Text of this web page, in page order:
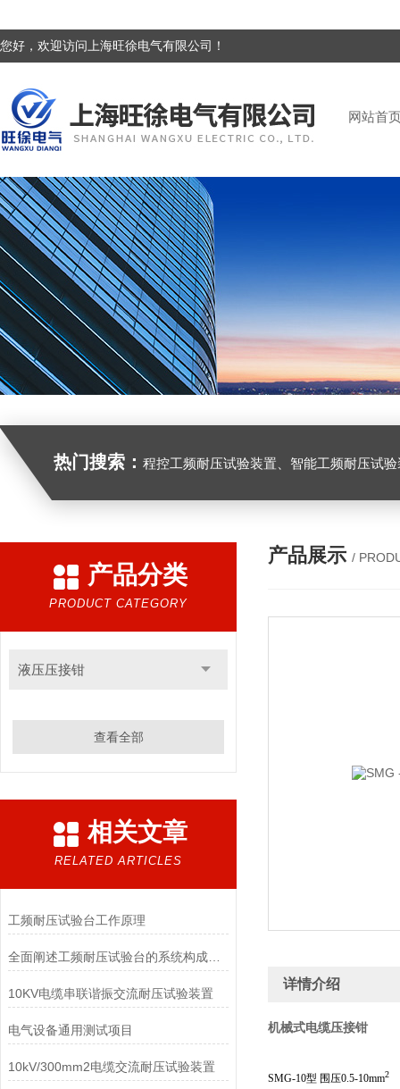
您好，欢迎访问上海旺徐电气有限公司！
网站首
热门搜索： 程控工频耐压试验装置、智能工频耐压试验装置、工频耐压试验装置、工频耐压试验仪、工频耐压试验台、高压耐压试
产品分类
PRODUCT CATEGORY
液压压接钳
查看全部
相关文章
RELATED ARTICLES
工频耐压试验台工作原理
全面阐述工频耐压试验台的系统构成与标准化操作维修规程
10KV电缆串联谐振交流耐压试验装置
电气设备通用测试项目
10kV/300mm2电缆交流耐压试验装置
产品展示 /
详情介绍
机械式电缆压接钳
SMG-10型 围压0.5-10mm2